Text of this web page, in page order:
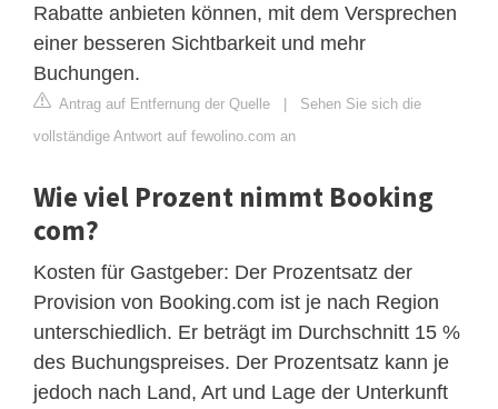
Rabatte anbieten können, mit dem Versprechen
einer besseren Sichtbarkeit und mehr
Buchungen.
Antrag auf Entfernung der Quelle | Sehen Sie sich die
vollständige Antwort auf fewolino.com an
Wie viel Prozent nimmt Booking
com?
Kosten für Gastgeber: Der Prozentsatz der
Provision von Booking.com ist je nach Region
unterschiedlich. Er beträgt im Durchschnitt 15 %
des Buchungspreises. Der Prozentsatz kann je
jedoch nach Land, Art und Lage der Unterkunft